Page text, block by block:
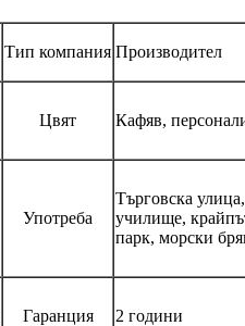
Тип компания Производител
Цвят Кафяв,
Употреба
Търговска
училище,
парк, морски
Гаранция 2 години